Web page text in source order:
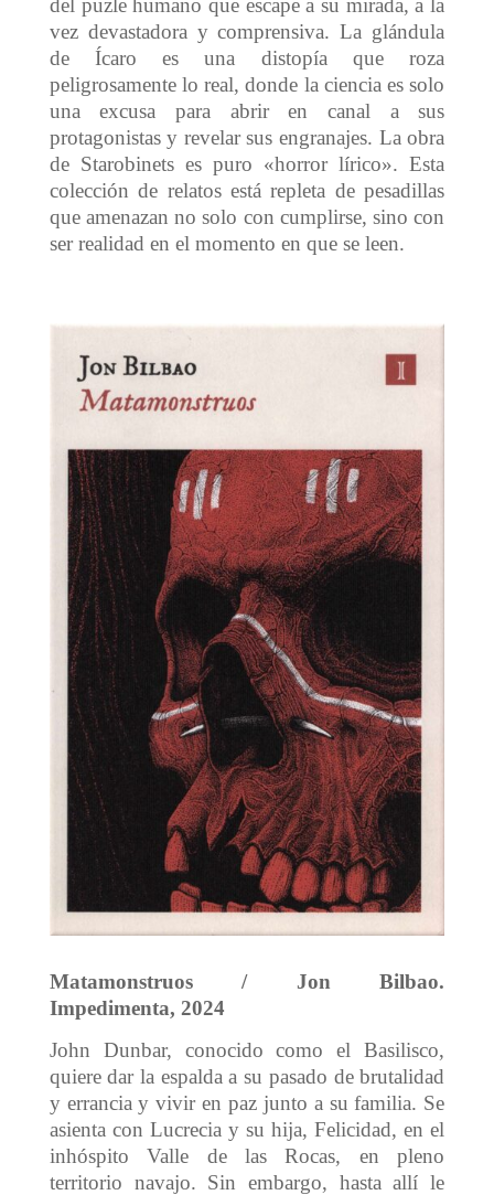
del puzle humano que escape a su mirada, a la
vez devastadora y comprensiva. La glándula
de Ícaro es una distopía que roza
peligrosamente lo real, donde la ciencia es solo
una excusa para abrir en canal a sus
protagonistas y revelar sus engranajes. La obra
de Starobinets es puro «horror lírico». Esta
colección de relatos está repleta de pesadillas
que amenazan no solo con cumplirse, sino con
ser realidad en el momento en que se leen.
Matamonstruos / Jon Bilbao.
Impedimenta, 2024
John Dunbar, conocido como el Basilisco,
quiere dar la espalda a su pasado de brutalidad
y errancia y vivir en paz junto a su familia. Se
asienta con Lucrecia y su hija, Felicidad, en el
inhóspito Valle de las Rocas, en pleno
territorio navajo. Sin embargo, hasta allí le